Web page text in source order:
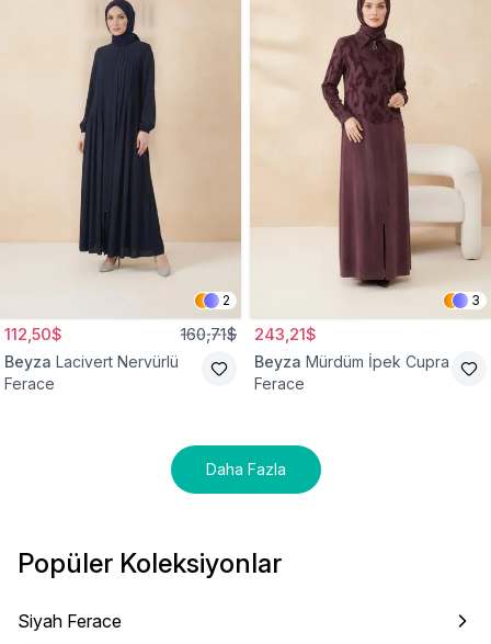
2
112,50$ 160,71$
Beyza Lacivert Nervürlü
Ferace
3
243,21$
Beyza Mürdüm İpek Cupra
Ferace
Daha Fazla
Popüler Koleksiyonlar
Siyah Ferace